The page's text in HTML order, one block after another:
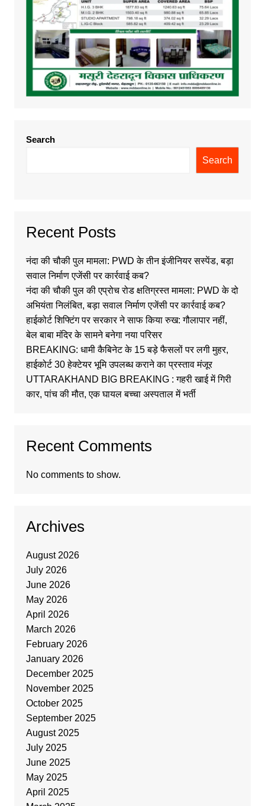
Search
Search
Recent Posts
नंदा की चौकी पुल मामला: PWD के तीन इंजीनियर सस्पेंड, बड़ा
सवाल निर्माण एजेंसी पर कार्रवाई कब?
नंदा की चौकी पुल की एप्रोच रोड क्षतिग्रस्त मामला: PWD के दो
अभियंता निलंबित, बड़ा सवाल निर्माण एजेंसी पर कार्रवाई कब?
हाईकोर्ट शिफ्टिंग पर सरकार ने साफ किया रुख: गौलापार नहीं,
बेल बाबा मंदिर के सामने बनेगा नया परिसर
BREAKING: धामी कैबिनेट के 15 बड़े फैसलों पर लगी मुहर,
हाईकोर्ट 30 हेक्टेयर भूमि उपलब्ध कराने का प्रस्ताव मंजूर
UTTARAKHAND BIG BREAKING : गहरी खाई में गिरी
कार, पांच की मौत, एक घायल बच्चा अस्पताल में भर्ती
Recent Comments
No comments to show.
Archives
August 2026
July 2026
June 2026
May 2026
April 2026
March 2026
February 2026
January 2026
December 2025
November 2025
October 2025
September 2025
August 2025
July 2025
June 2025
May 2025
April 2025